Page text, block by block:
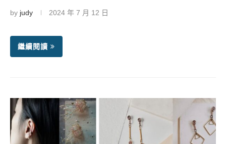
by judy 2024 年 7 月 12 日
繼續閱讀